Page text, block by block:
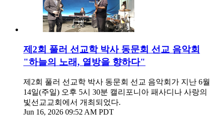
제2회 풀러 선교학 박사 동문회 선교 음악회
"하늘의 노래, 열방을 향하다"
제2회 풀러 선교학 박사 동문회 선교 음악회가 지난 6월
14일(주일) 오후 5시 30분 캘리포니아 패사디나 사랑의
빛선교교회에서 개최되었다.
Jun 16, 2026 09:52 AM PDT